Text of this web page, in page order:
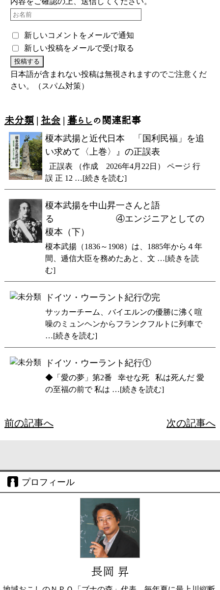
新しいコメントをメールで通知
新しい投稿をメールで受け取る
日本語が含まれない投稿は無視されますのでご注意くだ
さい。（スパム対策）
未分類| 社会| 暮らしの関連記事
榎本武揚と近代日本 「国利民福」を追
い求めて〈上巻〉』の正誤表
正誤表 （作成 2026年4月22日） ページ 行
誤 正 12 …[続きを読む]
榎本武揚を中山昇一さんと語
る ④エンジニアとしての
榎本（下）
榎本武揚（1836～1908）は、1885年から４年
間、逓信大臣を務めたあと、文 …[続きを読
む]
ドイツ・ウーラント紀行⑦完
サッカーチーム、バイエルンの優勝に沸く喧
噪のミュンヘンからフランクフルトに列車で
…[続きを読む]
ドイツ・ウーラント紀行①
◆「愛の夢」第2番 幸せな死 私は死んだ 愛
の至福の前で 私は …[続きを読む]
前の記事へ 次の記事へ
プロフィール
長岡 昇